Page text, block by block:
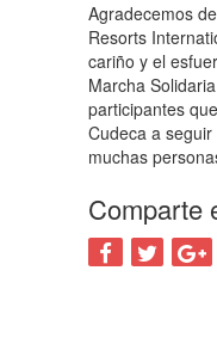
Agradecemos
Resorts
cariño y el
Marcha
participantes
Cudeca a
muchas
Comparte